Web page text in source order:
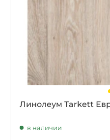
Линолеум Tarkett
в наличии